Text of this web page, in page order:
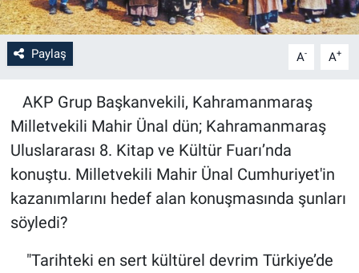
Paylaş A- A+
AKP Grup Başkanvekili, Kahramanmaraş
Milletvekili Mahir Ünal dün; Kahramanmaraş
Uluslararası 8. Kitap ve Kültür Fuarı’nda
konuştu. Milletvekili Mahir Ünal Cumhuriyet'in
kazanımlarını hedef alan konuşmasında şunları
söyledi?
"Tarihteki en sert kültürel devrim Türkiye’de